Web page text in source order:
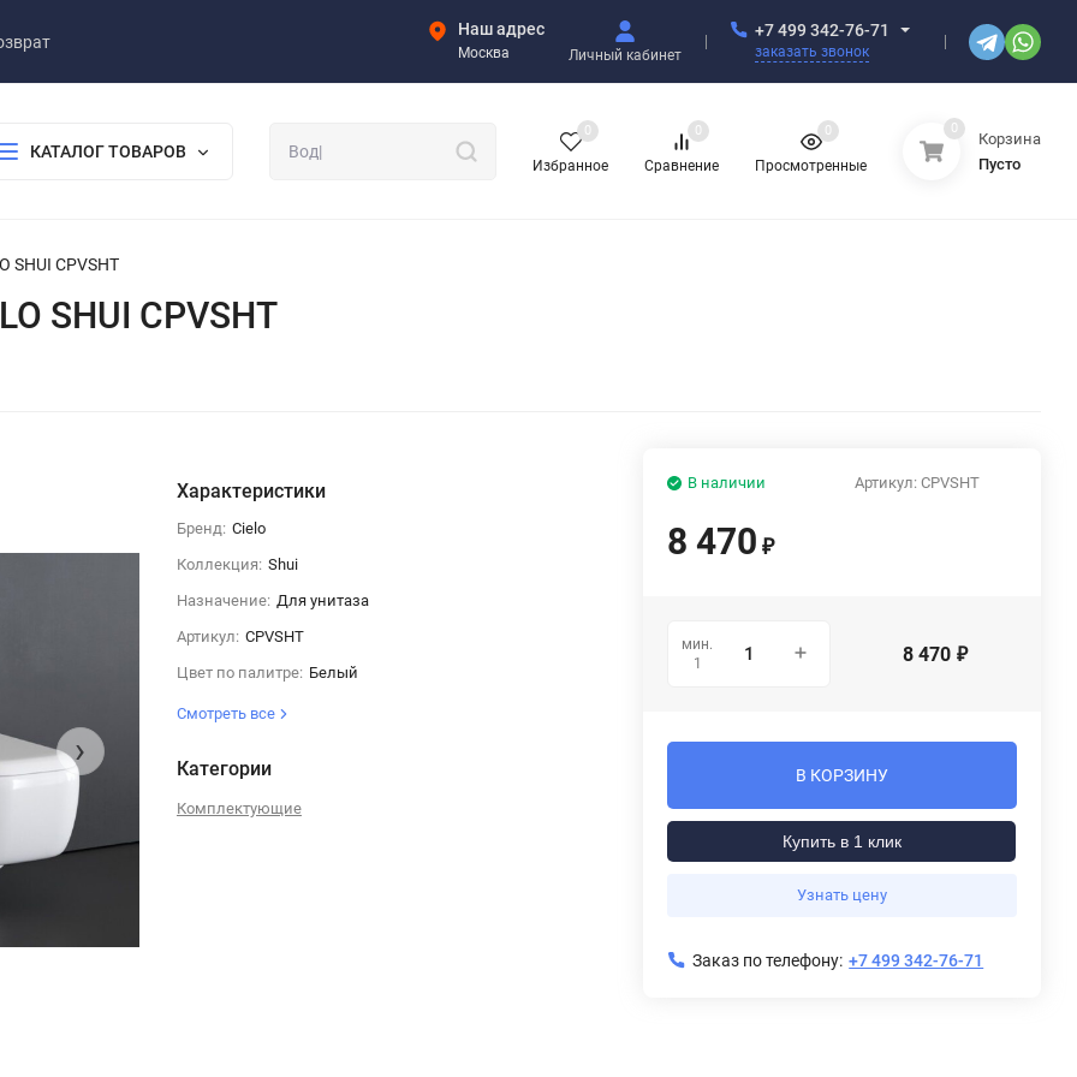
Наш адрес
Москва Личный кабинет
+7 499 342-76-71
заказать звонок
КАТАЛОГ ТОВАРОВ
Избранное
0
Сравнение
0
Просмотренные
0 0
Корзина
Пусто
SHUI CPVSHT
SHUI CPVSHT
›
Характеристики
Бренд: Cielo
Коллекция: Shui
Назначение: Для унитаза
Артикул: CPVSHT
Цвет по палитре: Белый
Смотреть все
Категории
Комплектующие
Артикул: CPVSHT
В наличии
8 470 ₽
мин.
1
8 470 ₽
В КОРЗИНУ
Купить в 1 клик
Узнать цену
Заказ по телефону: +7 499 342-76-71